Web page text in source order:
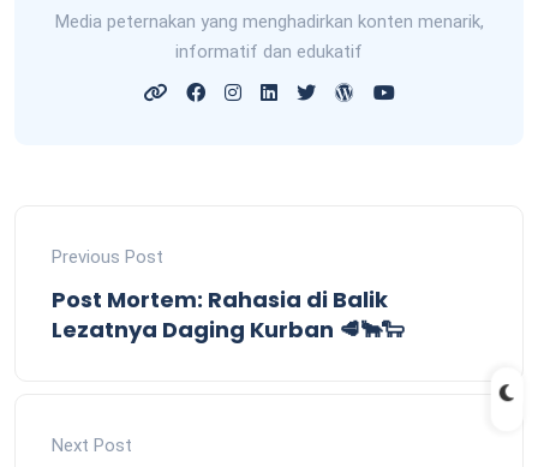
Media peternakan yang menghadirkan konten menarik,
informatif dan edukatif
Previous Post
Post Mortem: Rahasia di Balik
Lezatnya Daging Kurban 🥩🐂🐑
Next Post